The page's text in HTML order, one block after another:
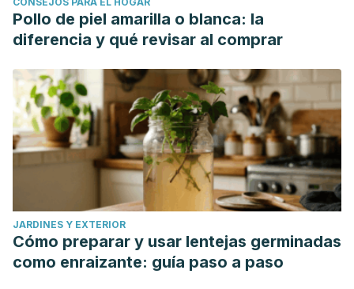
Pollo de piel amarilla o blanca: la
diferencia y qué revisar al comprar
JARDINES Y EXTERIOR
Cómo preparar y usar lentejas germinadas
como enraizante: guía paso a paso